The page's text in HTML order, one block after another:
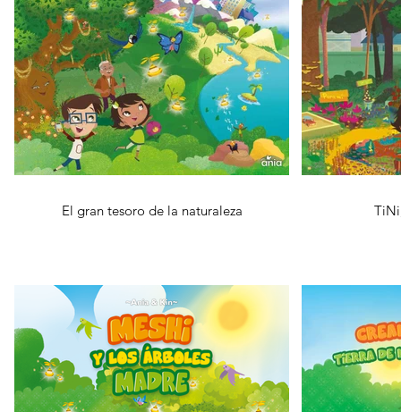
El gran tesoro de la naturaleza